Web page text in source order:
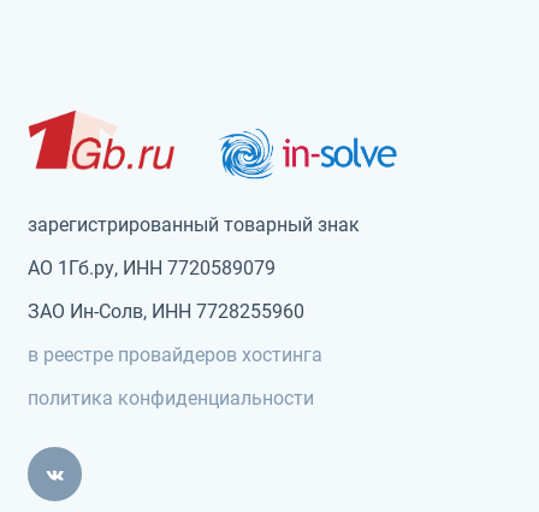
зарегистрированный товарный знак
АО 1Гб.ру, ИНН 7720589079
ЗАО Ин-Солв, ИНН 7728255960
в реестре провайдеров хостинга
политика конфиденциальности